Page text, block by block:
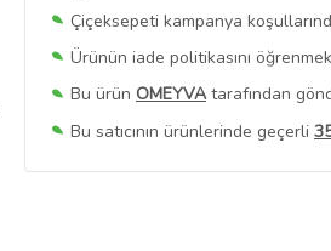
Çiçeksepeti kampanya
Ürünün iade politikasını
Bu ürün OMEYVAtarafından
Bu satıcının ürünlerinde geçerli
Bu SatıcınınTüm Ürünlerini